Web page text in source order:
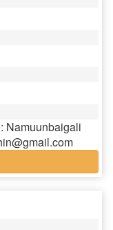
Namuunbaigali